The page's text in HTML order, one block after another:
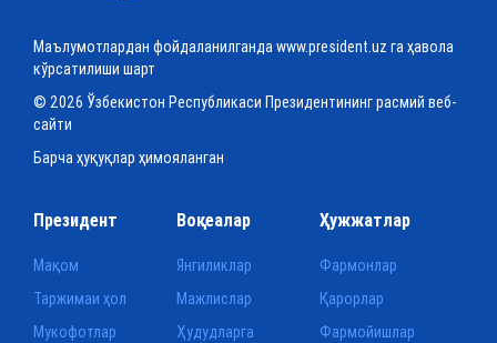
Маълумотлардан фойдаланилганда www.president.uz га ҳавола
кўрсатилиши шарт
© 2026 Ўзбекистон Республикаси Президентининг расмий веб-
сайти
Барча ҳуқуқлар ҳимояланган
Президент
Мақом
Таржимаи ҳол
Мукофотлар
Воқеалар
Янгиликлар
Мажлислар
Ҳудудларга
Ҳужжатлар
Фармонлар
Қарорлар
Фармойишлар